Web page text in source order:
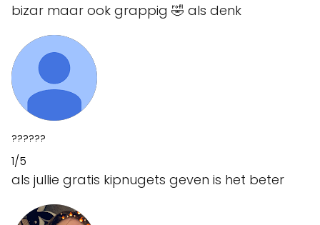
bizar maar ook grappig 🤣 als denk
??????
1/5
als jullie gratis kipnugets geven is het beter